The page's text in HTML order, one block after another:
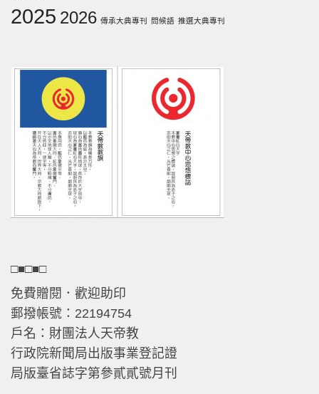
2025 2026 傳承大典專刊 問候語 推選大典專刊
□■□■□
免費贈閱．歡迎助印
郵撥帳號：22194754
戶名：財團法人天帝教
行政院新聞局出版事業登記證
局版臺省誌字第參貳貳號月刊